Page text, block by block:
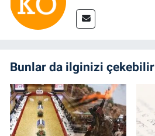
Bunlar da ilginizi çekebilir